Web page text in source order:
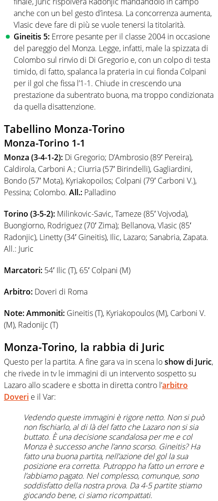
anche con un bel gesto d’intesa. La concorrenza aumenta,
Vlasic deve fare di più se vuole tenersi la titolarità.
Gineitis 5: Errore pesante per il classe 2004 in occasione
del pareggio del Monza. Legge, infatti, male la spizzata di
Colombo sul rinvio di Di Gregorio e, con un colpo di testa
timido, di fatto, spalanca la prateria in cui fionda Colpani
per il gol che fissa l’1-1. Chiude in crescendo una
prestazione da subentrato buona, ma troppo condizionata
da quella disattenzione.
Tabellino Monza-Torino
Monza-Torino 1-1
Monza (3-4-1-2): Di Gregorio; D’Ambrosio (89′ Pereira),
Caldirola, Carboni A.; Ciurria (57′ Birindelli), Gagliardini,
Bondo (57′ Mota), Kyriakopoilos; Colpani (79′ Carboni V.),
Pessina; Colombo. All.: Palladino
Torino (3-5-2): Milinkovic-Savic, Tameze (85′ Vojvoda),
Buongiorno, Rodriguez (70′ Zima); Bellanova, Vlasic (85′
Radonjic), Linetty (34′ Gineitis), Ilic, Lazaro; Sanabria, Zapata.
All.: Juric
Marcatori: 54′ Ilic (T), 65′ Colpani (M)
Arbitro: Doveri di Roma
Note: Ammoniti: Gineitis (T), Kyriakopoulos (M), Carboni V.
(M), Radonijc (T)
Monza-Torino, la rabbia di Juric
Questo per la partita. A fine gara va in scena loshow di Juric,
che rivede in tv le immagini di un intervento sospetto su
Lazaro allo scadere e sbotta in diretta contro l’arbitro
Doveri e il Var:
Vedendo queste immagini è rigore netto. Non si può
non fischiarlo, al di là del fatto che Lazaro non si sia
buttato. È una decisione scandalosa per me e col
Monza è successo anche l’anno scorso. Gineitis? Ha
fatto una buona partita, nell’azione del gol la sua
posizione era corretta. Putroppo ha fatto un errore e
l’abbiamo pagato. Nel complesso, comunque, sono
soddisfatto della nostra prova. Da 4-5 partite stiamo
giocando bene, ci siamo ricompattati.